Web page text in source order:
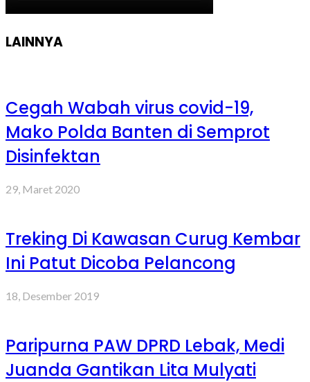
LAINNYA
Cegah Wabah virus covid-19,
Mako Polda Banten di Semprot
Disinfektan
29, Maret 2020
Treking Di Kawasan Curug Kembar
Ini Patut Dicoba Pelancong
18, Desember 2019
Paripurna PAW DPRD Lebak, Medi
Juanda Gantikan Lita Mulyati